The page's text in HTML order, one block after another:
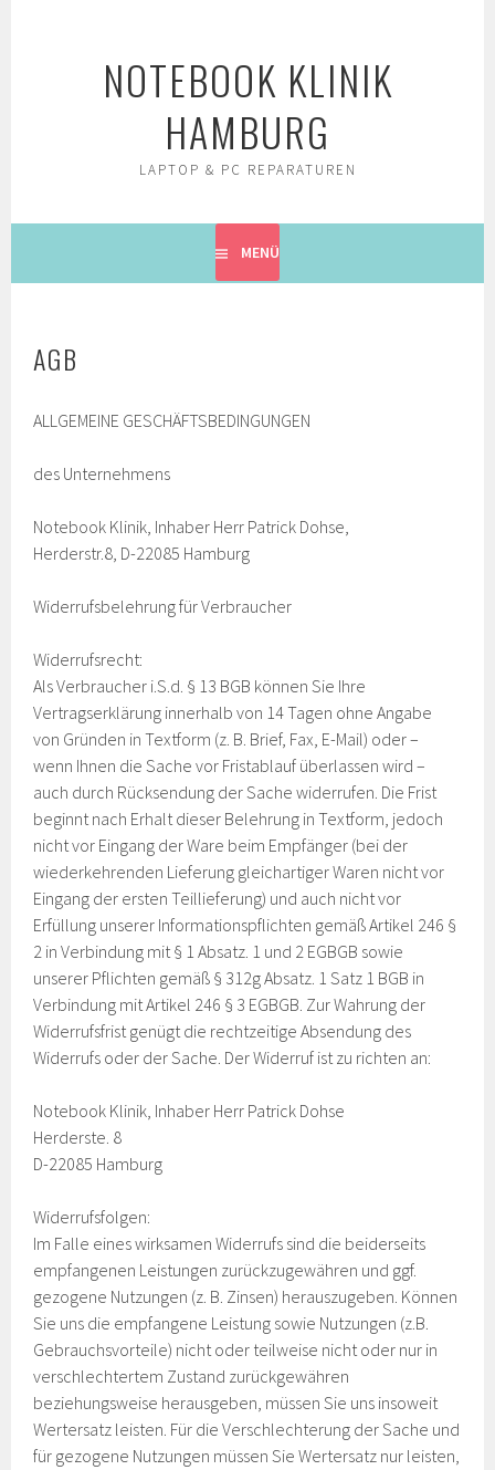
NOTEBOOK KLINIK
HAMBURG
LAPTOP & PC REPARATUREN
MENÜ
AGB
ALLGEMEINE GESCHÄFTSBEDINGUNGEN
des Unternehmens
Notebook Klinik, Inhaber Herr Patrick Dohse,
Herderstr.8, D-22085 Hamburg
Widerrufsbelehrung für Verbraucher
Widerrufsrecht:
Als Verbraucher i.S.d. § 13 BGB können Sie Ihre
Vertragserklärung innerhalb von 14 Tagen ohne Angabe
von Gründen in Textform (z. B. Brief, Fax, E-Mail) oder –
wenn Ihnen die Sache vor Fristablauf überlassen wird –
auch durch Rücksendung der Sache widerrufen. Die Frist
beginnt nach Erhalt dieser Belehrung in Textform, jedoch
nicht vor Eingang der Ware beim Empfänger (bei der
wiederkehrenden Lieferung gleichartiger Waren nicht vor
Eingang der ersten Teillieferung) und auch nicht vor
Erfüllung unserer Informationspflichten gemäß Artikel 246 §
2 in Verbindung mit § 1 Absatz. 1 und 2 EGBGB sowie
unserer Pflichten gemäß § 312g Absatz. 1 Satz 1 BGB in
Verbindung mit Artikel 246 § 3 EGBGB. Zur Wahrung der
Widerrufsfrist genügt die rechtzeitige Absendung des
Widerrufs oder der Sache. Der Widerruf ist zu richten an:
Notebook Klinik, Inhaber Herr Patrick Dohse
Herderste. 8
D-22085 Hamburg
Widerrufsfolgen:
Im Falle eines wirksamen Widerrufs sind die beiderseits
empfangenen Leistungen zurückzugewähren und ggf.
gezogene Nutzungen (z. B. Zinsen) herauszugeben. Können
Sie uns die empfangene Leistung sowie Nutzungen (z.B.
Gebrauchsvorteile) nicht oder teilweise nicht oder nur in
verschlechtertem Zustand zurückgewähren
beziehungsweise herausgeben, müssen Sie uns insoweit
Wertersatz leisten. Für die Verschlechterung der Sache und
für gezogene Nutzungen müssen Sie Wertersatz nur leisten,